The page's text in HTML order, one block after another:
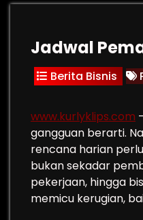
Jadwal
Berita Bisnis
www.kurlyklips.com
gangguan berarti.
rencana harian
bukan sekadar
pekerjaan, hingga
memicu kerugian,